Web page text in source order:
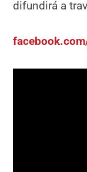
difundirá a